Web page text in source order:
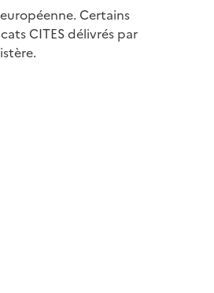
Certains
CITES délivrés par